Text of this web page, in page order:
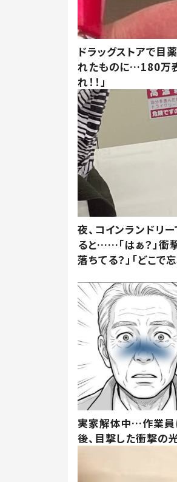
ドラッグストアで
れたものに…180万表
れ！！」
夜、コインランドリ
ると……「はぁ？」衝
落ちてる？」「どこで
実家解体中…作業員
後、目撃した衝撃の